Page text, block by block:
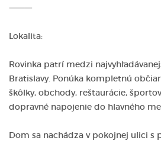
⸻
Lokalita:
Rovinka patrí medzi
Bratislavy. Ponúka kompletnú
škôlky, obchody, reštaurácie,
dopravné napojenie do hlavného
Dom sa nachádza v pokojnej ulici s